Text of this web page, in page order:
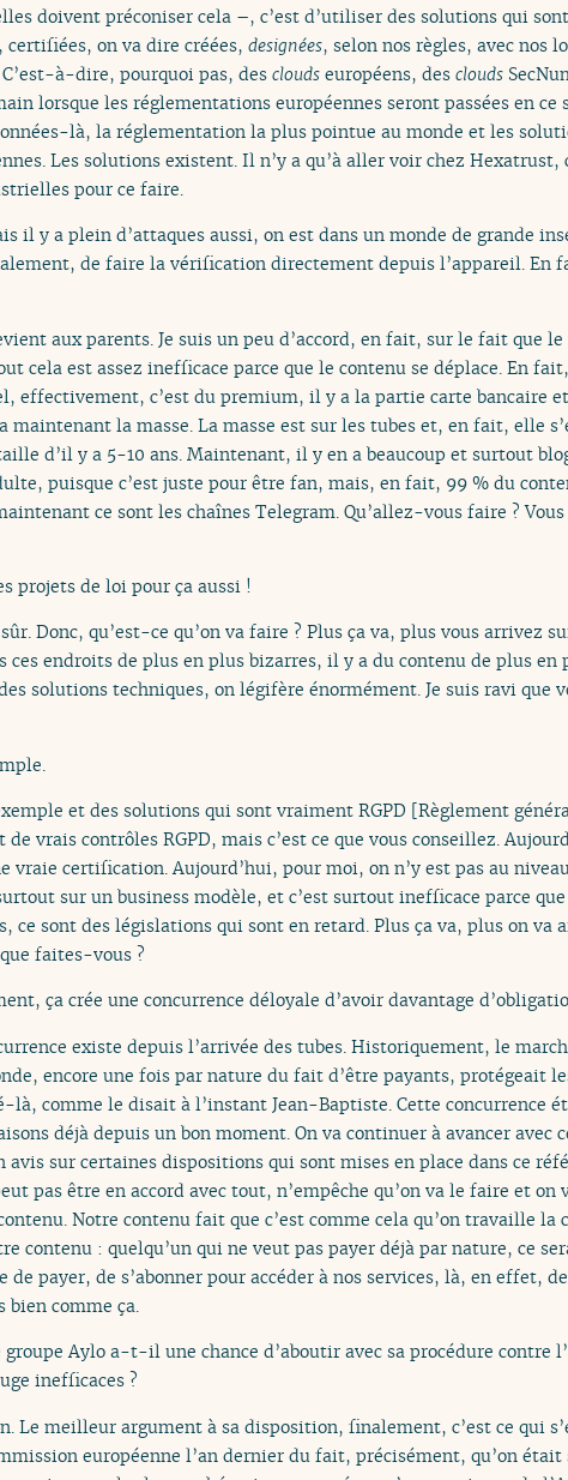
doivent préconiser cela –, c’est d’utiliser des solutions qui
certifiées, on va dire créées, designées, selon nos règles, avec nos
à-dire, pourquoi pas, des clouds européens, des clouds
lorsque les réglementations européennes seront passées en ce
là, la réglementation la plus pointue au monde et les
Les solutions existent. Il n’y a qu’à aller voir chez Hexatrust,
pour ce faire.
il y a plein d’attaques aussi, on est dans un monde de grande
de faire la vérification directement depuis l’appareil. En
aux parents. Je suis un peu d’accord, en fait, sur le fait que
cela est assez inefficace parce que le contenu se déplace. En
effectivement, c’est du premium, il y a la partie carte bancaire
maintenant la masse. La masse est sur les tubes et, en fait, elle
d’il y a 5-10 ans. Maintenant, il y en a beaucoup et surtout
puisque c’est juste pour être fan, mais, en fait, 99 % du
ce sont les chaînes Telegram. Qu’allez-vous faire ?
projets de loi pour ça aussi !
Donc, qu’est-ce qu’on va faire ? Plus ça va, plus vous arrivez
ces endroits de plus en plus bizarres, il y a du contenu de plus en
solutions techniques, on légifère énormément. Je suis ravi que
et des solutions qui sont vraiment RGPD [Règlement
de vrais contrôles RGPD, mais c’est ce que vous conseillez.
vraie certification. Aujourd’hui, pour moi, on n’y est pas au
sur un business modèle, et c’est surtout inefficace parce
ce sont des législations qui sont en retard. Plus ça va, plus on va
faites-vous ?
ça crée une concurrence déloyale d’avoir davantage
existe depuis l’arrivée des tubes. Historiquement, le
encore une fois par nature du fait d’être payants, protégeait
là, comme le disait à l’instant Jean-Baptiste. Cette concurrence
déjà depuis un bon moment. On va continuer à avancer avec
avis sur certaines dispositions qui sont mises en place dans ce
pas être en accord avec tout, n’empêche qu’on va le faire et on
Notre contenu fait que c’est comme cela qu’on travaille la
contenu : quelqu’un qui ne veut pas payer déjà par nature, ce
de payer, de s’abonner pour accéder à nos services, là, en effet,
bien comme ça.
groupe Aylo a-t-il une chance d’aboutir avec sa procédure
inefficaces ?
Le meilleur argument à sa disposition, finalement, c’est ce qui
européenne l’an dernier du fait, précisément, qu’on